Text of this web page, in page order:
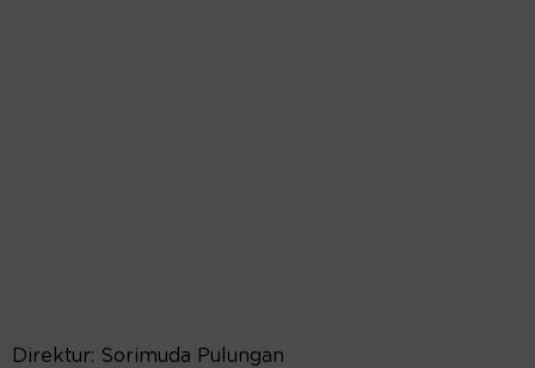
Direktur: Sorimuda Pulungan